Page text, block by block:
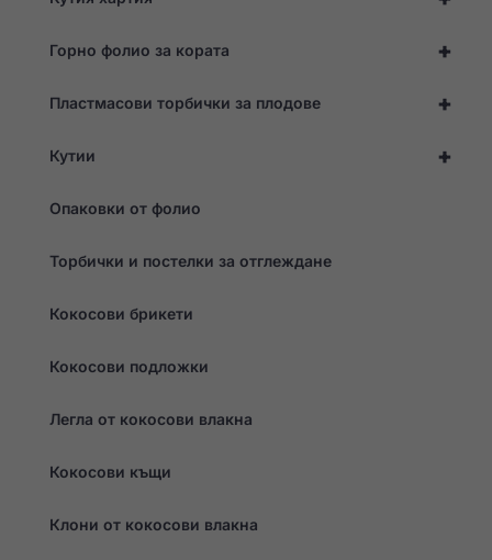
+
Горно фолио за кората
+
Пластмасови торбички за плодове
+
Кутии
Опаковки от фолио
Торбички и постелки за отглеждане
Кокосови брикети
Кокосови подложки
Легла от кокосови влакна
Кокосови къщи
Клони от кокосови влакна
поведението си,
съдържание и
оферти.